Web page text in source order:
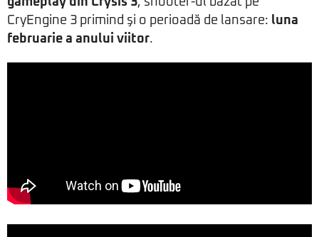
CryEngine 3 primind şi o perioadă de lansare: luna
februarie a anului viitor.